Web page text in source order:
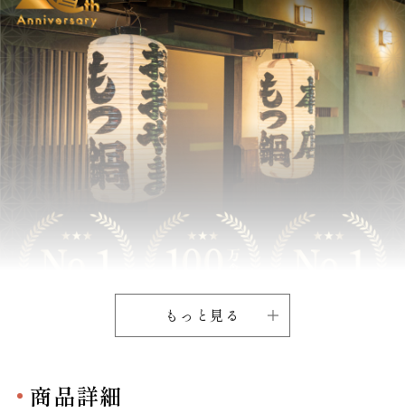
もっと見る
商品詳細